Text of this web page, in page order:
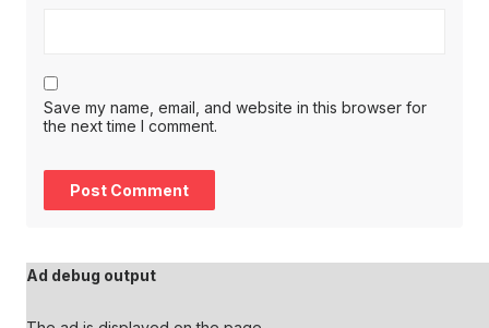
Save my name, email, and website in this browser for
the next time I comment.
Ad debug output